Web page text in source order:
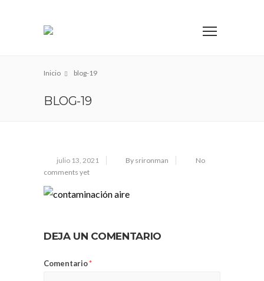
Inicio blog-19
BLOG-19
julio 13, 2021 By srironman
No
comments yet
DEJA UN COMENTARIO
Comentario*